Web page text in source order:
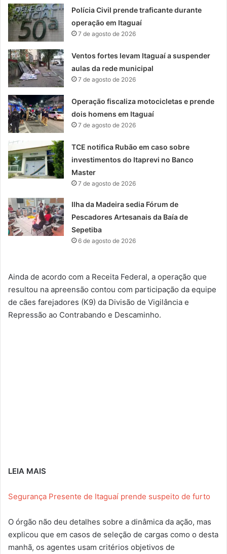
Polícia Civil prende traficante durante
operação em Itaguaí
7 de agosto de 2026
Ventos fortes levam Itaguaí a suspender
aulas da rede municipal
7 de agosto de 2026
Operação fiscaliza motocicletas e prende
dois homens em Itaguaí
7 de agosto de 2026
TCE notifica Rubão em caso sobre
investimentos do Itaprevi no Banco
Master
7 de agosto de 2026
Ilha da Madeira sedia Fórum de
Pescadores Artesanais da Baía de
Sepetiba
6 de agosto de 2026
Ainda de acordo com a Receita Federal, a operação que
resultou na apreensão contou com participação da equipe
de cães farejadores (K9) da Divisão de Vigilância e
Repressão ao Contrabando e Descaminho.
LEIA MAIS
Segurança Presente de Itaguaí prende suspeito de furto
O órgão não deu detalhes sobre a dinâmica da ação, mas
explicou que em casos de seleção de cargas como o desta
manhã, os agentes usam critérios objetivos de